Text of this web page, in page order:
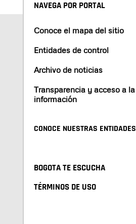
NAVEGA POR PORTAL
Conoce el mapa del sitio
Entidades de control
Archivo de noticias
Transparencia y acceso a la
información
CONOCE NUESTRAS ENTIDADES
BOGOTA TE ESCUCHA
TÉRMINOS DE USO